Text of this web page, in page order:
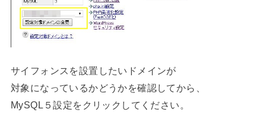
サイフォンスを設置したいドメインが
対象になっているかどうかを確認してから、
MySQL５設定をクリックしてください。